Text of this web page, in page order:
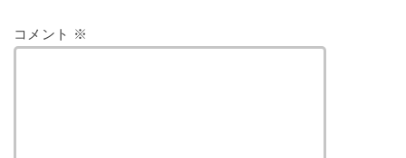
コメント ※